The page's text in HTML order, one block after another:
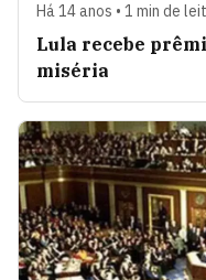
Há 14 anos • 1 min de
Lula recebe
miséria